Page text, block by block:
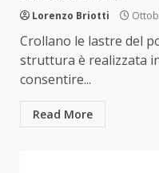
Lorenzo Briotti
Crollano le lastre del
struttura è realizzata
consentire...
Read More